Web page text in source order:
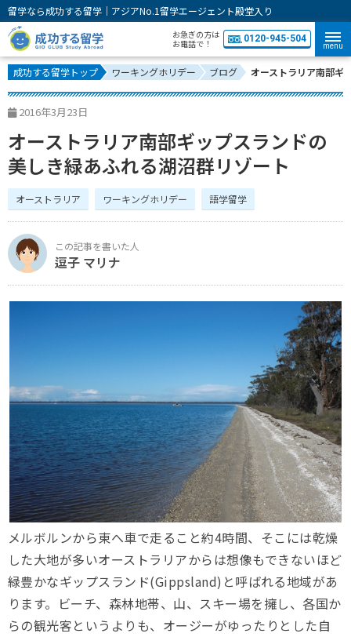
留学なら成功する留学｜アジアNo.1留学エージェント殿堂入り
お急ぎの方は
お電話で！
0120-945-504
menu
成功する留学トップ ワーキングホリデー ブログ オーストラリア南部ギ
2016年3月23日
オーストラリア南部ギップスランドの
美しき緑あふれる湖沼群リゾート
オーストラリア ワーキングホリデー 語学留学
逗子 マリナ
メルボルンから東へ車で走ること約4時間、そこには乾燥
した大地が多いオーストラリアからは想像もできないほど
緑豊かなギップスランド(Gippsland)と呼ばれる地域があ
ります。ビーチ、森林地帯、山、スキー場を擁し、各国か
らの観光客というよりも、オージーがゆったりとした自